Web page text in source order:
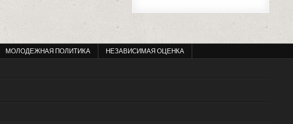
МОЛОДЕЖНАЯ ПОЛИТИКА НЕЗАВИСИМАЯ ОЦЕНКА